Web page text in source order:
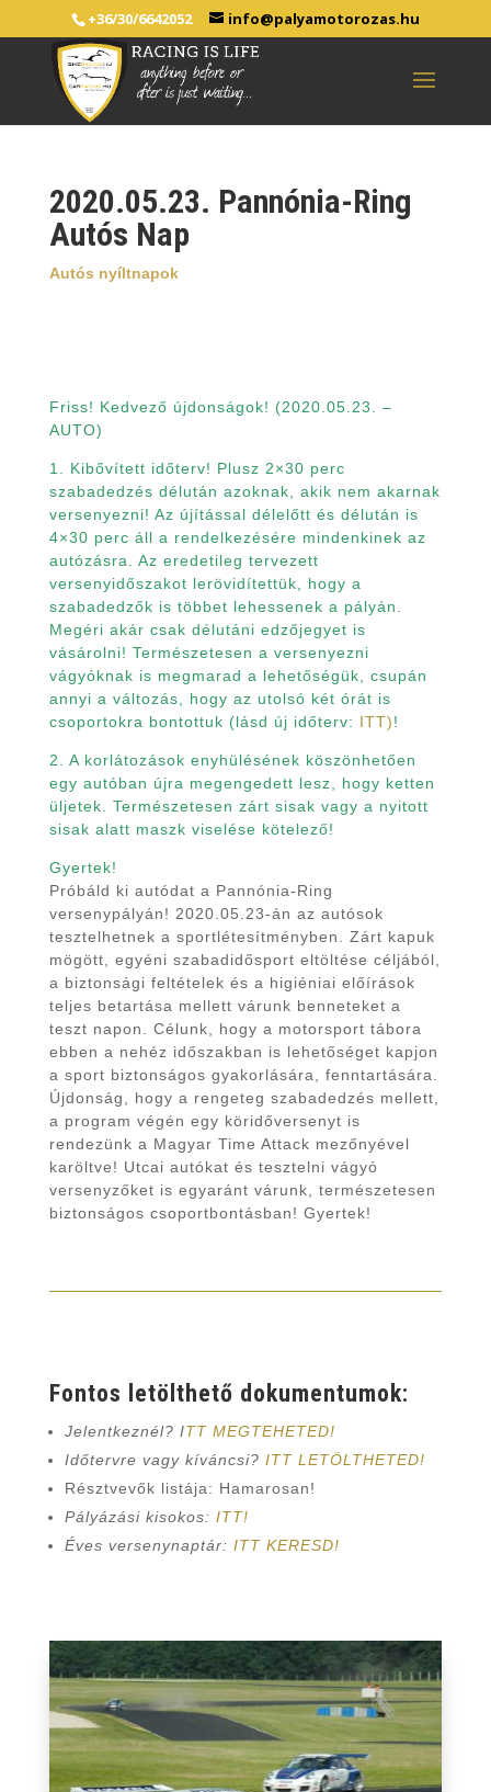
+36/30/6642052 info@palyamotorozas.hu
2020.05.23. Pannónia-Ring
Autós Nap
Autós nyíltnapok
Friss! Kedvező újdonságok! (2020.05.23. –
AUTO)
1. Kibővített időterv! Plusz 2×30 perc
szabadedzés délután azoknak, akik nem akarnak
versenyezni! Az újítással délelőtt és délután is
4×30 perc áll a rendelkezésére mindenkinek az
autózásra. Az eredetileg tervezett
versenyidőszakot lerövidítettük, hogy a
szabadedzők is többet lehessenek a pályán.
Megéri akár csak délutáni edzőjegyet is
vásárolni! Természetesen a versenyezni
vágyóknak is megmarad a lehetőségük, csupán
annyi a változás, hogy az utolsó két órát is
csoportokra bontottuk (lásd új időterv: ITT)!
2. A korlátozások enyhülésének köszönhetően
egy autóban újra megengedett lesz, hogy ketten
üljetek. Természetesen zárt sisak vagy a nyitott
sisak alatt maszk viselése kötelező!
Gyertek!
Próbáld ki autódat a Pannónia-Ring
versenypályán! 2020.05.23-án az autósok
tesztelhetnek a sportlétesítményben. Zárt kapuk
mögött, egyéni szabadidősport eltöltése céljából,
a biztonsági feltételek és a higiéniai előírások
teljes betartása mellett várunk benneteket a
teszt napon. Célunk, hogy a motorsport tábora
ebben a nehéz időszakban is lehetőséget kapjon
a sport biztonságos gyakorlására, fenntartására.
Újdonság, hogy a rengeteg szabadedzés mellett,
a program végén egy köridőversenyt is
rendezünk a Magyar Time Attack mezőnyével
karöltve! Utcai autókat és tesztelni vágyó
versenyzőket is egyaránt várunk, természetesen
biztonságos csoportbontásban! Gyertek!
Fontos letölthető dokumentumok:
Jelentkeznél? ITT MEGTEHETED!
Időtervre vagy kíváncsi? ITT LETÖLTHETED!
Résztvevők listája: Hamarosan!
Pályázási kisokos: ITT!
Éves versenynaptár: ITT KERESD!